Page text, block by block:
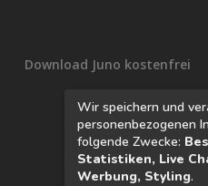
Download Juno kostenfrei
Wir speichern und
personenbezogenen
folgende Zwecke:
Statistiken, Live
Werbung, Styling.